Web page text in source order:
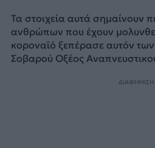
Τα στοιχεία αυτά σημαίνουν
ανθρώπων που έχουν
κοροναϊό ξεπέρασε αυτόν
Σοβαρού Οξέος
ΔΙΑΦΗΜΙΣΗ